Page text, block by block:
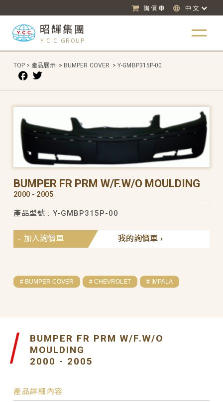
詢價車 中文
昭輝集團
Y.C.C GROUP
TOP > 產品展示 > BUMPER COVER > Y-GMBP315P-00
BUMPER FR PRM W/F.W/O MOULDING
2000 - 2005
產品型號 : Y-GMBP315P-00
我的詢價車
加入詢價車
# BUMPER COVER # CHEVROLET # IMPALA
BUMPER FR PRM W/F.W/O
MOULDING
2000 - 2005
產品詳細內容